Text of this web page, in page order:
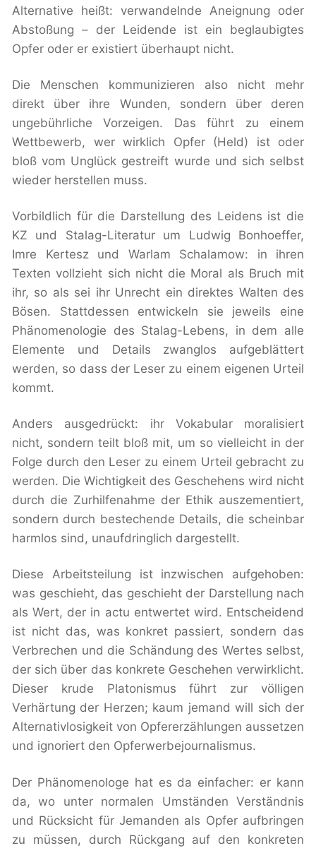
Alternative heißt: verwandelnde Aneignung oder
Abstoßung – der Leidende ist ein beglaubigtes
Opfer oder er existiert überhaupt nicht.
Die Menschen kommunizieren also nicht mehr
direkt über ihre Wunden, sondern über deren
ungebührliche Vorzeigen. Das führt zu einem
Wettbewerb, wer wirklich Opfer (Held) ist oder
bloß vom Unglück gestreift wurde und sich selbst
wieder herstellen muss.
Vorbildlich für die Darstellung des Leidens ist die
KZ und Stalag-Literatur um Ludwig Bonhoeffer,
Imre Kertesz und Warlam Schalamow: in ihren
Texten vollzieht sich nicht die Moral als Bruch mit
ihr, so als sei ihr Unrecht ein direktes Walten des
Bösen. Stattdessen entwickeln sie jeweils eine
Phänomenologie des Stalag-Lebens, in dem alle
Elemente und Details zwanglos aufgeblättert
werden, so dass der Leser zu einem eigenen Urteil
kommt.
Anders ausgedrückt: ihr Vokabular moralisiert
nicht, sondern teilt bloß mit, um so vielleicht in der
Folge durch den Leser zu einem Urteil gebracht zu
werden. Die Wichtigkeit des Geschehens wird nicht
durch die Zurhilfenahme der Ethik auszementiert,
sondern durch bestechende Details, die scheinbar
harmlos sind, unaufdringlich dargestellt.
Diese Arbeitsteilung ist inzwischen aufgehoben:
was geschieht, das geschieht der Darstellung nach
als Wert, der in actu entwertet wird. Entscheidend
ist nicht das, was konkret passiert, sondern das
Verbrechen und die Schändung des Wertes selbst,
der sich über das konkrete Geschehen verwirklicht.
Dieser krude Platonismus führt zur völligen
Verhärtung der Herzen; kaum jemand will sich der
Alternativlosigkeit von Opfererzählungen aussetzen
und ignoriert den Opferwerbejournalismus.
Der Phänomenologe hat es da einfacher: er kann
da, wo unter normalen Umständen Verständnis
und Rücksicht für Jemanden als Opfer aufbringen
zu müssen, durch Rückgang auf den konkreten